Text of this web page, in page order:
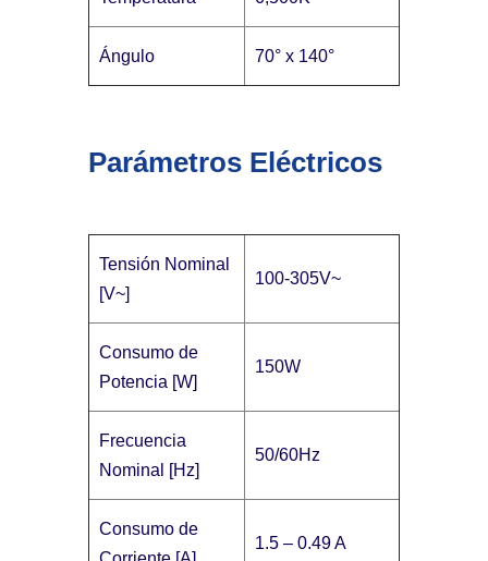
Ángulo 70° x 140°
Parámetros Eléctricos
Tensión Nominal
[V~]
100-305V~
Consumo de
Potencia [W]
150W
Frecuencia
Nominal [Hz]
50/60Hz
Consumo de
1.5 – 0.49 A